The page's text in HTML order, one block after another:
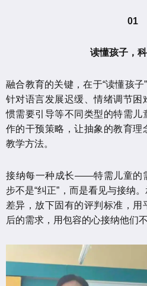
01
读懂孩子，
融合教育的关键，在于“读懂孩子
针对语言发展迟缓、情绪调节困
惯需要引导等不同类型的特需儿
作的干预策略，让抽象的教育理
教学方法。
接纳每一种成长——特需儿童的
步不是“纠正”，而是看见与接纳
差异，放下固有的评判标准，
后的需求，用包容的心接纳他们